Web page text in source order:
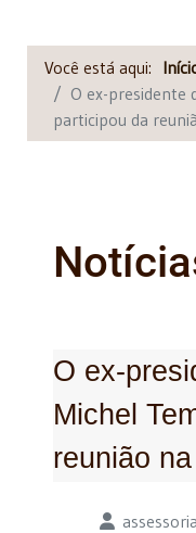
Você está aqui:
O ex-presidente
participou da
O ex-
Michel
reunião
Detalhes